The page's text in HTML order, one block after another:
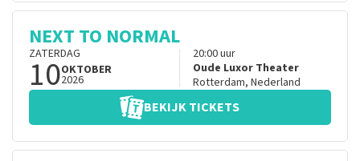
NEXT TO NORMAL
ZATERDAG
10OKTOBER
2026
20:00uur
Oude Luxor Theater
Rotterdam, Nederland
BEKIJK TICKETS